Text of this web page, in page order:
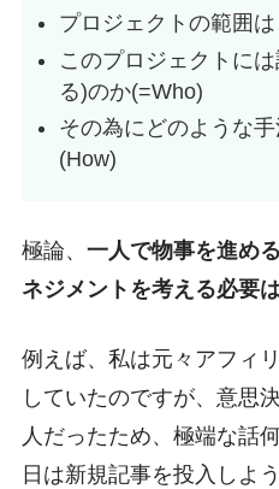
プロジェクトの範囲
このプロジェクトに
る)のか(=Who)
その為にどのような
(How)
極論、 一人で物事を進め
ネジメントを考える必要
例えば、私は元々アフィ
していたのですが、意思
人だったため、極端な話
日は新規記事を投入しよ